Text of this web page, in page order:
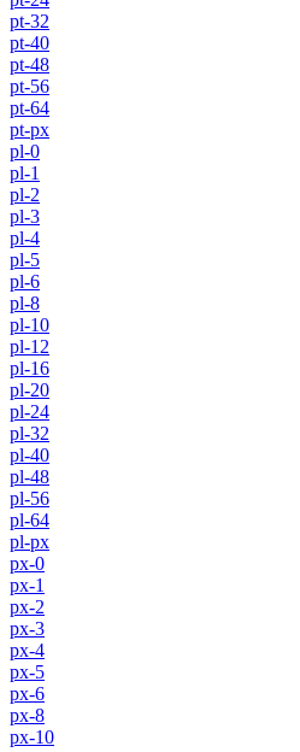
pt-32
pt-40
pt-48
pt-56
pt-64
pt-px
pl-0
pl-1
pl-2
pl-3
pl-4
pl-5
pl-6
pl-8
pl-10
pl-12
pl-16
pl-20
pl-24
pl-32
pl-40
pl-48
pl-56
pl-64
pl-px
px-0
px-1
px-2
px-3
px-4
px-5
px-6
px-8
px-10